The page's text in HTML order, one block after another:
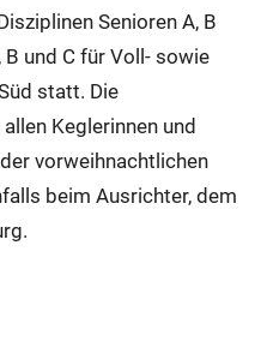
Senioren A, B
B und C für Voll- sowie
statt. Die
Keglerinnen und
vorweihnachtlichen
beim Ausrichter, dem